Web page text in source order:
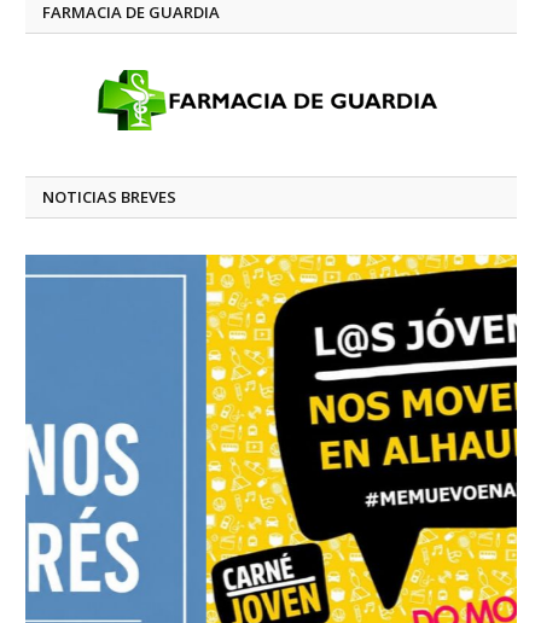
FARMACIA DE GUARDIA
NOTICIAS BREVES